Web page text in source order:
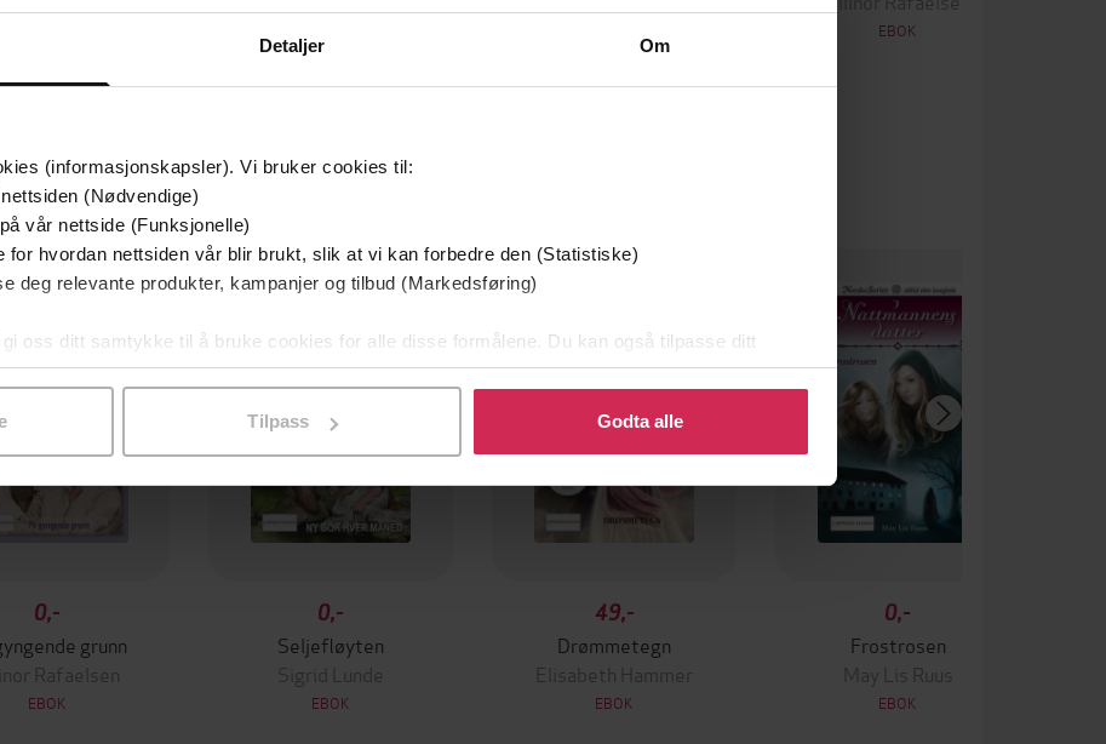
Detaljer Om
(informasjonskapsler). Vi bruker cookies til:
(Nødvendige)
vår nettside (Funksjonelle)
for hvordan nettsiden vår blir brukt, slik at vi kan forbedre den (Statistiske)
deg relevante produkter, kampanjer og tilbud (Markedsføring)
oss ditt samtykke til å bruke cookies for alle disse formålene. Du kan også tilpasse ditt
ved å klikke på «Tilpass». Du kan når som helst trekke tilbake eller endre ditt samtykke.
Tilpass Godta alle
EBOK
0,-
grunn
Rafaelsen
EBOK
0,-
Seljefløyten
Sigrid Lunde
EBOK
49,-
Drømmetegn
Elisabeth Hammer
EBOK
0,-
Frostrosen
May Lis Ruus
EBOK